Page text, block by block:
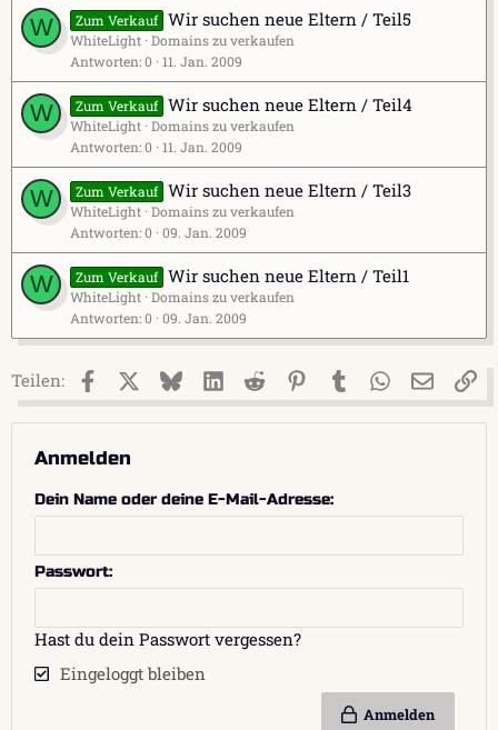
W Zum Verkauf Wir suchen neue Eltern / Teil5
WhiteLight Domains zu verkaufen
Antworten 0 11. Jan. 2009
W Zum Verkauf Wir suchen neue Eltern / Teil4
WhiteLight Domains zu verkaufen
Antworten 0 11. Jan. 2009
W Zum Verkauf Wir suchen neue Eltern / Teil3
WhiteLight Domains zu verkaufen
Antworten 0 09. Jan. 2009
W Zum Verkauf Wir suchen neue Eltern / Teil1
WhiteLight Domains zu verkaufen
Antworten 0 09. Jan. 2009
Teilen: FacebookX (Twitter)
BlueskyLinkedIn
Reddit PinterestTumblr WhatsApp
E-Mail
Anmelden
Dein Name oder deine E-Mail-Adresse
Passwort
Hast du dein Passwort vergessen?
Eingeloggt bleiben
Anmelden